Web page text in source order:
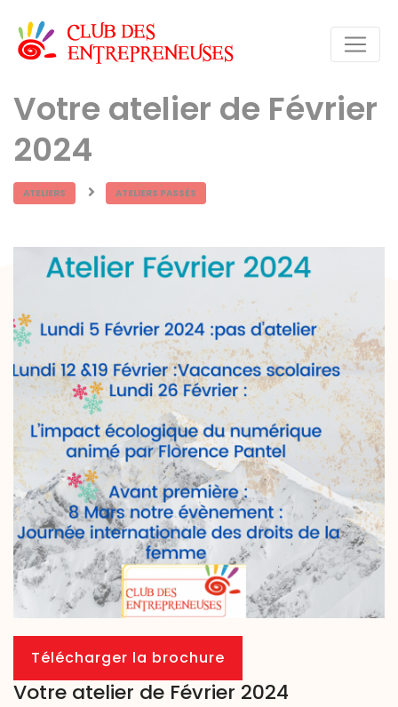
Votre atelier de Février
2024
ATELIERS ATELIERS PASSÉS
Télécharger la brochure
Votre atelier de Février 2024